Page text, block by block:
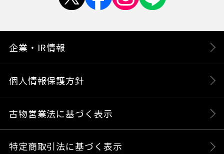
企業・IR情報
個人情報保護方針
古物営業法に基づく表示
特定商取引法に基づく表示